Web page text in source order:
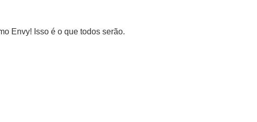
Envy! Isso é o que todos serão.